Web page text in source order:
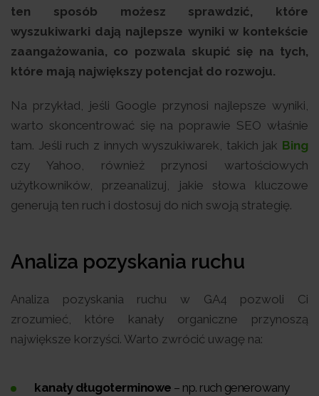
ten sposób możesz sprawdzić, które
wyszukiwarki dają najlepsze wyniki w kontekście
zaangażowania, co pozwala skupić się na tych,
które mają największy potencjał do rozwoju.
Na przykład, jeśli Google przynosi najlepsze wyniki,
warto skoncentrować się na poprawie SEO właśnie
tam. Jeśli ruch z innych wyszukiwarek, takich jak Bing
czy Yahoo, również przynosi wartościowych
użytkowników, przeanalizuj, jakie słowa kluczowe
generują ten ruch i dostosuj do nich swoją strategię.
Analiza pozyskania ruchu
Analiza pozyskania ruchu w GA4 pozwoli Ci
zrozumieć, które kanały organiczne przynoszą
największe korzyści. Warto zwrócić uwagę na:
kanały długoterminowe – np. ruch generowany